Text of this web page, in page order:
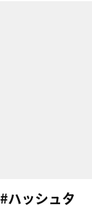
ハッシュタ